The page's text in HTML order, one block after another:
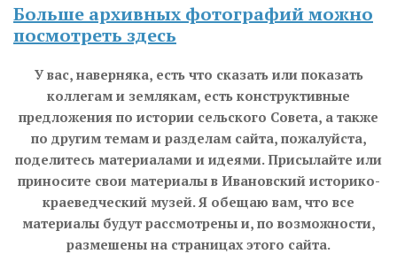
Больше архивных фотографий можно
посмотреть здесь
У вас, наверняка, есть что сказать или показать
коллегам и землякам, есть конструктивные
предложения по истории сельского Совета, а также
по другим темам и разделам сайта, пожалуйста,
поделитесь материалами и идеями. Присылайте или
приносите свои материалы в Ивановский историко-
краеведческий музей. Я обещаю вам, что все
материалы будут рассмотрены и, по возможности,
размешены на страницах этого сайта.